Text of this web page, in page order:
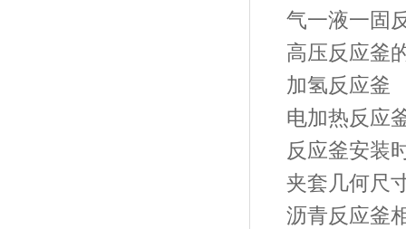
气一液一固
高压反应釜
加氢反应釜
电加热反应
反应釜安装
夹套几何尺
沥青反应釜